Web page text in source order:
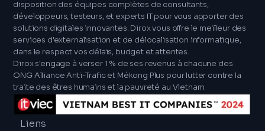
disposition des équipes complètes de consultants,
développeurs, testeurs, et experts IT pour vous apporter des
solutions digitales innovantes. Dirox vous offre le meilleur des
services d'externalisation et de délocalisation informatique,
dans le respect vos délais, budget et attentes.
Dirox s'engage à verser 1 % de ses revenus à chacune des
ONG Alliance Anti-Trafic et Mékong Plus pour lutter contre la
traite des êtres humains et la pauvreté au Vietnam.
Liens